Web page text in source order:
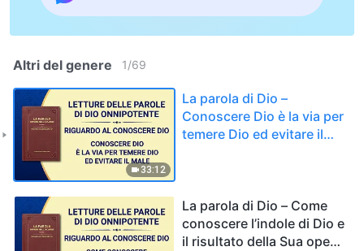
Altri del genere 1/69
33:12
La parola di Dio –
Conoscere Dio è la via per
temere Dio ed evitare il
La parola di Dio – Come
conoscere l’indole di Dio e
il risultato della Sua opera